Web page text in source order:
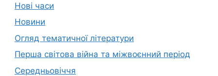
Нові часи
Новини
Огляд тематичної літератури
Перша світова війна та міжвоєнний період
Середньовіччя